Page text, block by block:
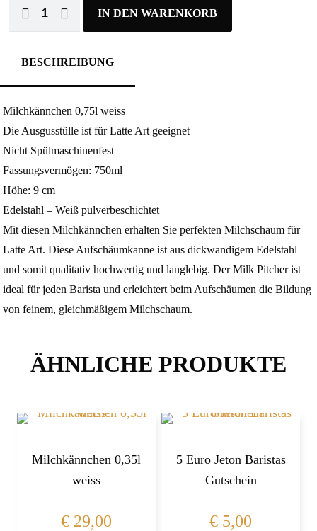
IN DEN WARENKORB
BESCHREIBUNG
Milchkännchen 0,75l weiss
Die Ausgusstülle ist für Latte Art geeignet
Nicht Spülmaschinenfest
Fassungsvermögen: 750ml
Höhe: 9 cm
Edelstahl – Weiß pulverbeschichtet
Mit diesen Milchkännchen erhalten Sie perfekten Milchschaum für
Latte Art. Diese Aufschäumkanne ist aus dickwandigem Edelstahl
und somit qualitativ hochwertig und langlebig. Der Milk Pitcher ist
ideal für jeden Barista und erleichtert beim Aufschäumen die Bildung
von feinem, gleichmäßigem Milchschaum.
ÄHNLICHE PRODUKTE
Milchkännchen 0,35l
weiss
€29,00
5 Euro Jeton Baristas
Gutschein
€ 5,00